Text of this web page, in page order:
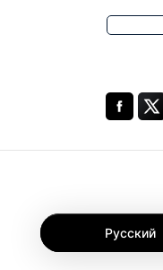
Русский